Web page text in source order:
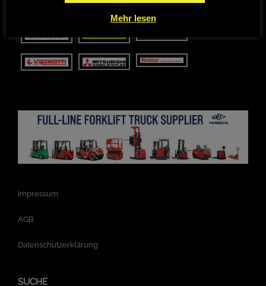
Impressum
AGB
Datenschutzerklärung
SUCHE
Mehr lesen